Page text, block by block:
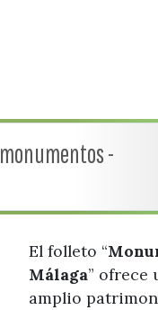
-
El folleto “
Málaga” ofrece
amplio